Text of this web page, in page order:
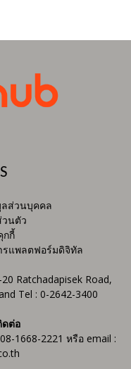
ส่วนบุคคล
นตัว
กกี้
รแพลตฟอร์มดิจิทัล
Ratchadapisek Road,
Tel : 0-2642-3400
ต่อ
1668-2221 หรือ email :